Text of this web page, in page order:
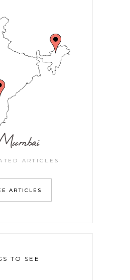
ARTICLES
ARTICLES
TO SEE